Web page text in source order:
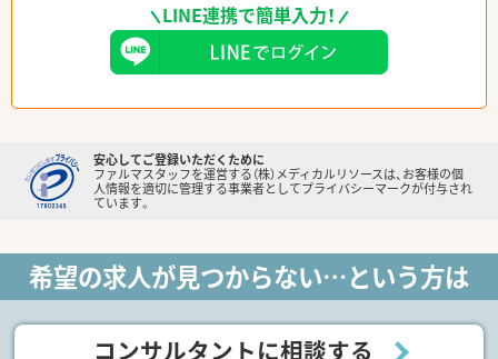
LINE連携で簡単入力！
安心してご登録いただくために
ファルマスタッフを運営する（株）メディカルリソースは、お客様の個
人情報を適切に管理する事業者としてプライバシーマークが付与され
ています。
希望の求人が見つからない…という方は
コンサルタントに相談する